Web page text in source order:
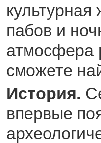
пабов и
атмосфера
сможете
История.
впервые